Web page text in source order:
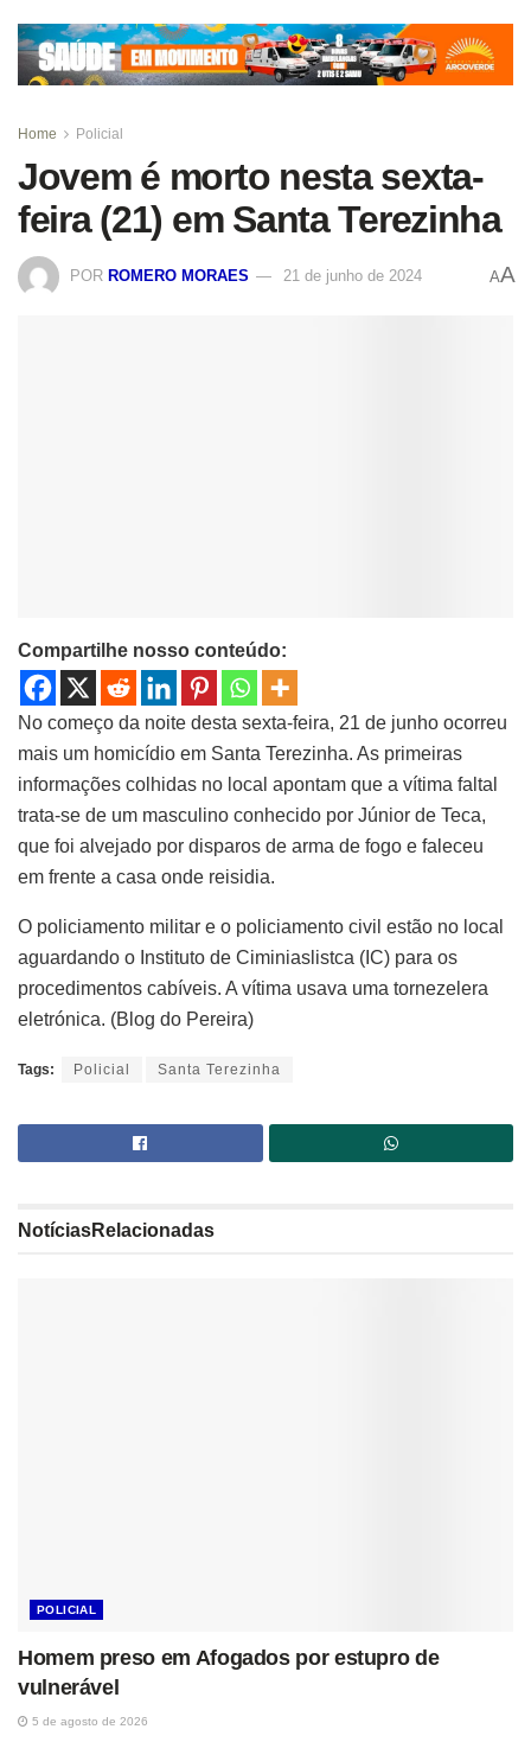
Home Policial
Jovem é morto nesta sexta-
feira (21) em Santa Terezinha
POR ROMERO MORAES 21 de junho de 2024 AA
Compartilhe nosso conteúdo:
No começo da noite desta sexta-feira, 21 de junho ocorreu
mais um homicídio em Santa Terezinha. As primeiras
informações colhidas no local apontam que a vítima faltal
trata-se de um masculino conhecido por Júnior de Teca,
que foi alvejado por disparos de arma de fogo e faleceu
em frente a casa onde reisidia.
O policiamento militar e o policiamento civil estão no local
aguardando o Instituto de Ciminiaslistca (IC) para os
procedimentos cabíveis. A vítima usava uma tornezelera
eletrónica. (Blog do Pereira)
Tags: Policial Santa Terezinha
NotíciasRelacionadas
POLICIAL
Homem preso em Afogados por estupro de
vulnerável
5 de agosto de 2026